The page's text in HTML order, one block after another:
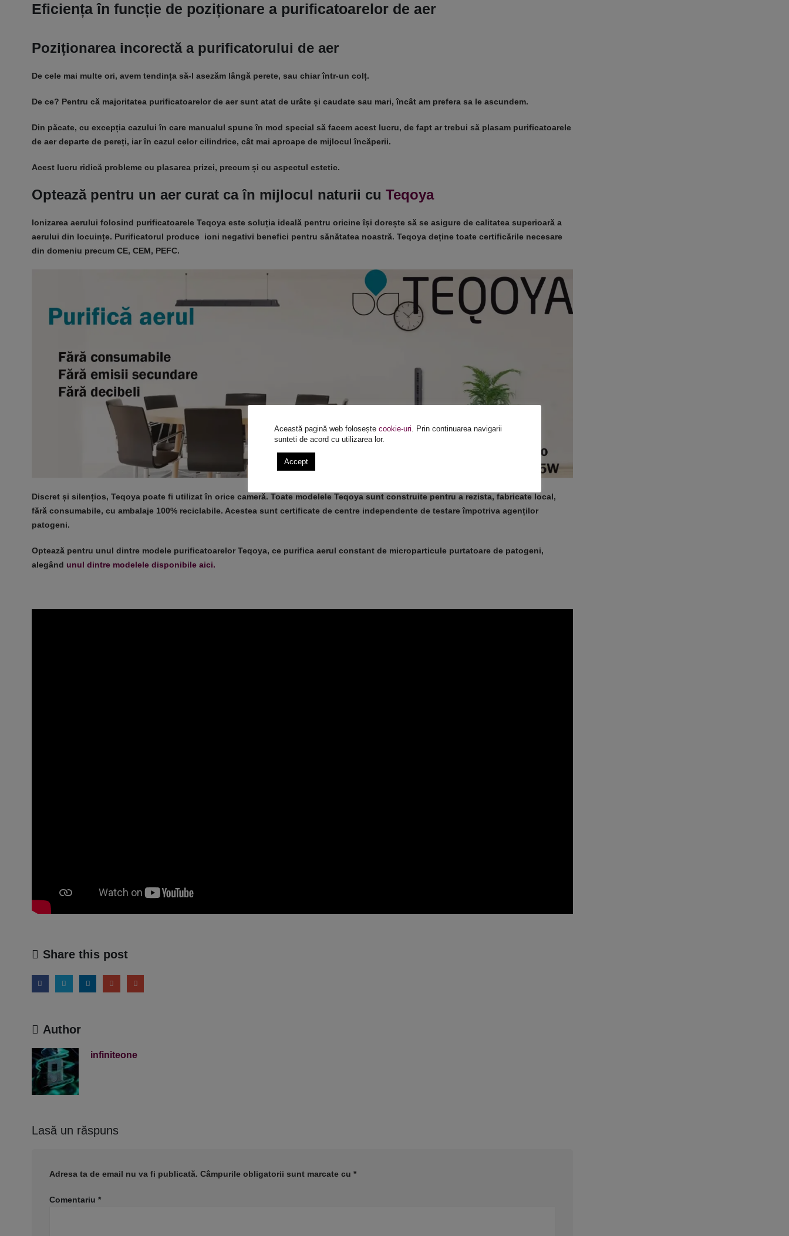
Eficiența în funcție de poziționare a purificatoarelor de aer
Poziționarea incorectă a purificatorului de aer
De cele mai multe ori, avem tendința să-l asezăm lângă perete, sau chiar într-un colț.
De ce? Pentru că majoritatea purificatoarelor de aer sunt atat de urâte și caudate sau mari, încât am prefera sa le ascundem.
Din păcate, cu excepția cazului în care manualul spune în mod special să facem acest lucru, de fapt ar trebui să plasam purificatoarele
de aer departe de pereți, iar în cazul celor cilindrice, cât mai aproape de mijlocul încăperii.
Acest lucru ridică probleme cu plasarea prizei, precum și cu aspectul estetic.
Optează pentru un aer curat ca în mijlocul naturii cu Teqoya
Ionizarea aerului folosind purificatoarele Teqoya este soluția ideală pentru oricine își dorește să se asigure de calitatea superioară a
aerului din locuințe. Purificatorul produce ioni negativi benefici pentru sănătatea noastră. Teqoya deține toate certificările necesare
din domeniu precum CE, CEM, PEFC.
Discret și silențios, Teqoya poate fi utilizat în orice cameră. Toate modelele Teqoya sunt construite pentru a rezista, fabricate local,
fără consumabile, cu ambalaje 100% reciclabile. Acestea sunt certificate de centre independente de testare împotriva agenților
patogeni.
Optează pentru unul dintre modele purificatoarelor Teqoya, ce purifica aerul constant de microparticule purtatoare de patogeni,
alegând unul dintre modelele disponibile aici.
Share this post
Author
infiniteone
Lasă un răspuns
Adresa ta de email nu va fi publicată. Câmpurile obligatorii sunt marcate cu *
Comentariu *
Această pagină web folosește cookie-uri . Prin continuarea navigarii
sunteti de acord cu utilizarea lor.
Accept